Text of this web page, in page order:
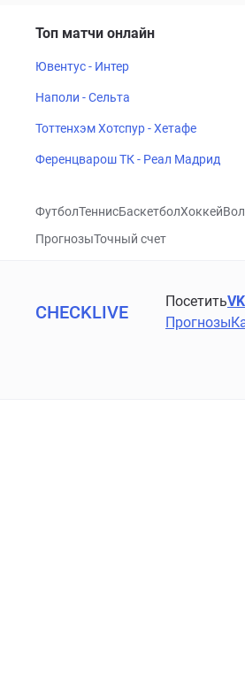
Топ матчи онлайн
Ювентус - Интер
Наполи - Сельта
Тоттенхэм Хотспур - Хетафе
Ференцварош ТК - Реал Мадрид
ФутболТеннисБаскетболХоккей
ПрогнозыТочный счет
CHECKLIVE
ПосетитьVK
Прогнозы